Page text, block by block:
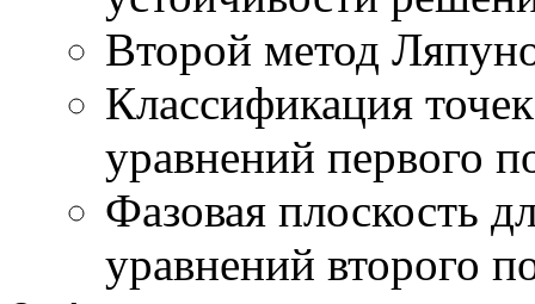
Второй метод
Классификация
уравнений первого
Фазовая плоскость
уравнений второго